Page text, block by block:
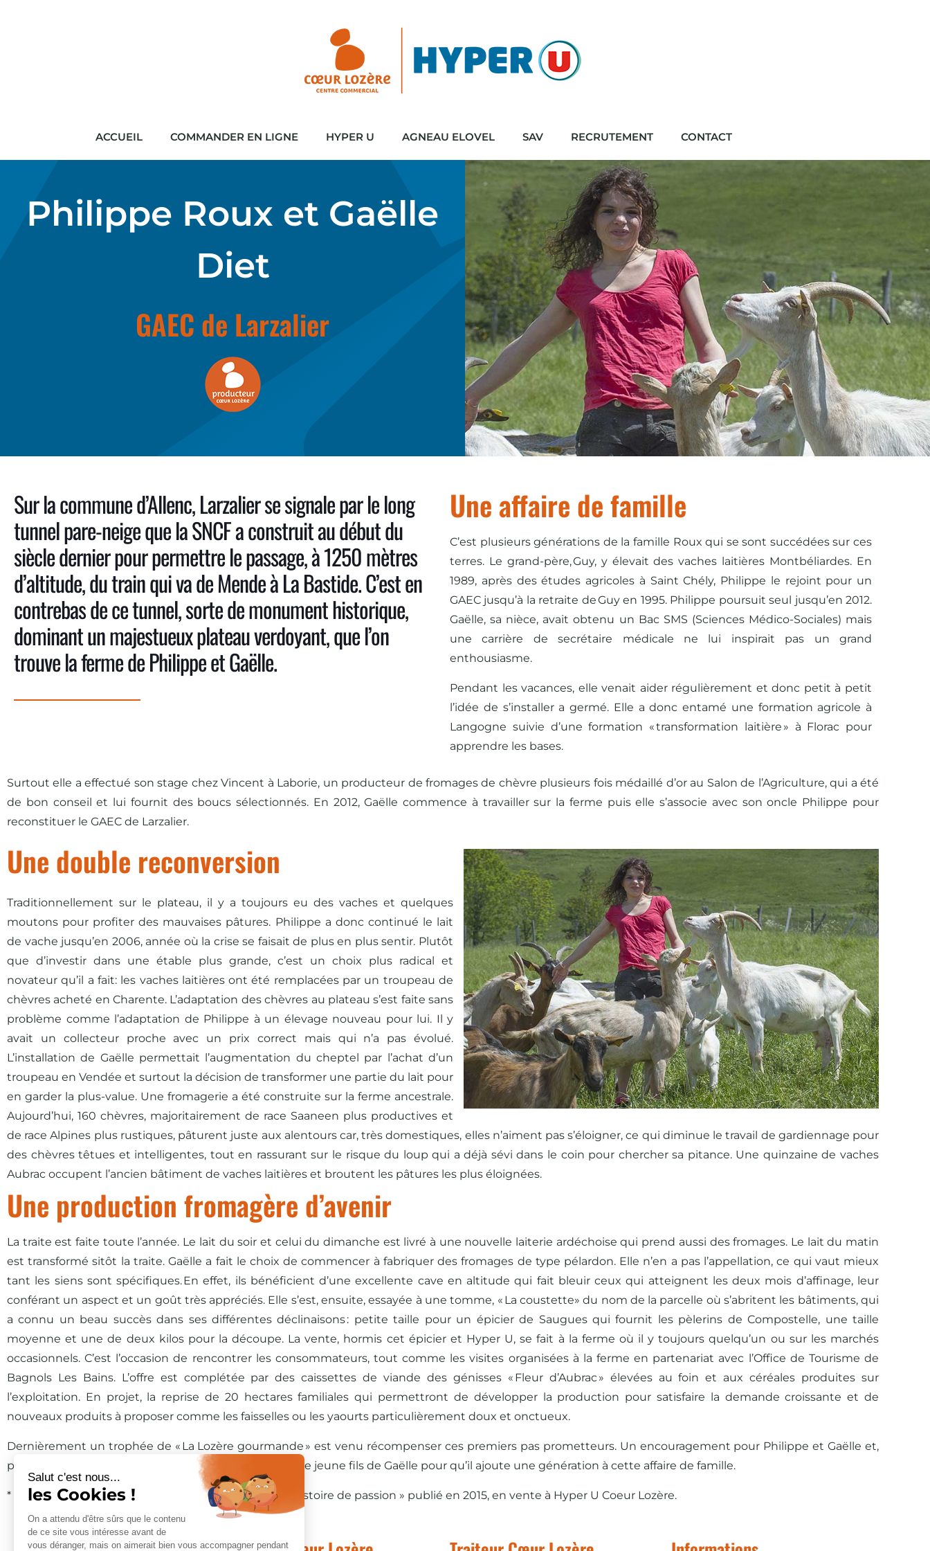
Salut c'est nous...
les Cookies !
On a attendu d'être sûrs que le contenu
de ce site vous intéresse avant de
vous déranger, mais on aimerait bien vous accompagner pendant
ACCUEIL COMMANDER EN LIGNE HYPER U AGNEAU ELOVEL SAV RECRUTEMENT CONTACT
Philippe Roux et Gaëlle
Diet
GAEC de Larzalier
Sur la commune d’Allenc, Larzalier se signale par le long
tunnel pare-neige que la SNCF a construit au début du
siècle dernier pour permettre le passage, à 1250 mètres
d’altitude, du train qui va de Mende à La Bastide. C’est en
contrebas de ce tunnel, sorte de monument historique,
dominant un majestueux plateau verdoyant, que l’on
trouve la ferme de Philippe et Gaëlle.
Une affaire de famille
C’est plusieurs générations de la famille Roux qui se sont succédées sur ces
terres. Le grand-père, Guy, y élevait des vaches laitières Montbéliardes. En
1989, après des études agricoles à Saint Chély, Philippe le rejoint pour un
GAEC jusqu’à la retraite de Guy en 1995. Philippe poursuit seul jusqu’en 2012.
Gaëlle, sa nièce, avait obtenu un Bac SMS (Sciences Médico-Sociales) mais
une carrière de secrétaire médicale ne lui inspirait pas un grand
enthousiasme.
Pendant les vacances, elle venait aider régulièrement et donc petit à petit
l’idée de s’installer a germé. Elle a donc entamé une formation agricole à
Langogne suivie d’une formation « transformation laitière » à Florac pour
apprendre les bases.
Surtout elle a effectué son stage chez Vincent à Laborie, un producteur de fromages de chèvre plusieurs fois médaillé d’or au Salon de l’Agriculture, qui a été
de bon conseil et lui fournit des boucs sélectionnés. En 2012, Gaëlle commence à travailler sur la ferme puis elle s’associe avec son oncle Philippe pour
reconstituer le GAEC de Larzalier.
Une double reconversion
Traditionnellement sur le plateau, il y a toujours eu des vaches et quelques
moutons pour profiter des mauvaises pâtures. Philippe a donc continué le lait
de vache jusqu’en 2006, année où la crise se faisait de plus en plus sentir. Plutôt
que d’investir dans une étable plus grande, c’est un choix plus radical et
novateur qu’il a fait: les vaches laitières ont été remplacées par un troupeau de
chèvres acheté en Charente. L’adaptation des chèvres au plateau s’est faite sans
problème comme l’adaptation de Philippe à un élevage nouveau pour lui. Il y
avait un collecteur proche avec un prix correct mais qui n’a pas évolué.
L’installation de Gaëlle permettait l’augmentation du cheptel par l’achat d’un
troupeau en Vendée et surtout la décision de transformer une partie du lait pour
en garder la plus-value. Une fromagerie a été construite sur la ferme ancestrale.
Aujourd’hui, 160 chèvres, majoritairement de race Saaneen plus productives et
de race Alpines plus rustiques, pâturent juste aux alentours car, très domestiques, elles n’aiment pas s’éloigner, ce qui diminue le travail de gardiennage pour
des chèvres têtues et intelligentes, tout en rassurant sur le risque du loup qui a déjà sévi dans le coin pour chercher sa pitance. Une quinzaine de vaches
Aubrac occupent l’ancien bâtiment de vaches laitières et broutent les pâtures les plus éloignées.
Une production fromagère d’avenir
La traite est faite toute l’année. Le lait du soir et celui du dimanche est livré à une nouvelle laiterie ardéchoise qui prend aussi des fromages. Le lait du matin
est transformé sitôt la traite. Gaëlle a fait le choix de commencer à fabriquer des fromages de type pélardon. Elle n’en a pas l’appellation, ce qui vaut mieux
tant les siens sont spécifiques. En effet, ils bénéficient d’une excellente cave en altitude qui fait bleuir ceux qui atteignent les deux mois d’affinage, leur
conférant un aspect et un goût très appréciés. Elle s’est, ensuite, essayée à une tomme, « La coustette» du nom de la parcelle où s’abritent les bâtiments, qui
a connu un beau succès dans ses différentes déclinaisons : petite taille pour un épicier de Saugues qui fournit les pèlerins de Compostelle, une taille
moyenne et une de deux kilos pour la découpe. La vente, hormis cet épicier et Hyper U, se fait à la ferme où il y toujours quelqu’un ou sur les marchés
occasionnels. C’est l’occasion de rencontrer les consommateurs, tout comme les visites organisées à la ferme en partenariat avec l’Office de Tourisme de
Bagnols Les Bains. L’offre est complétée par des caissettes de viande des génisses « Fleur d’Aubrac » élevées au foin et aux céréales produites sur
l’exploitation. En projet, la reprise de 20 hectares familiales qui permettront de développer la production pour satisfaire la demande croissante et de
nouveaux produits à proposer comme les faisselles ou les yaourts particulièrement doux et onctueux.
Dernièrement un trophée de « La Lozère gourmande » est venu récompenser ces premiers pas prometteurs. Un encouragement pour Philippe et Gaëlle et,
peut-être, de quoi donner des idées plus tard à Enzo, le jeune fils de Gaëlle pour qu’il ajoute une génération à cette affaire de famille.
* Extrait du Livre « Des femmes & des hommes une histoire de passion » publié en 2015, en vente à Hyper U Coeur Lozère.